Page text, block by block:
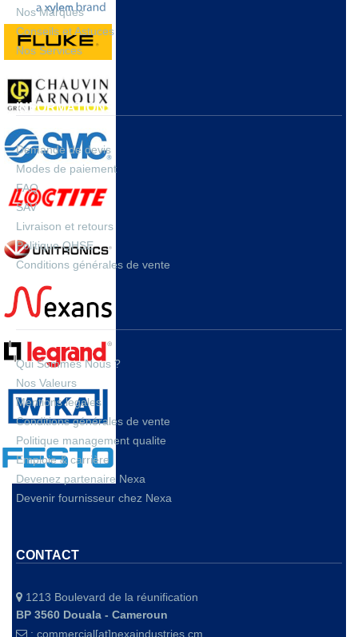
Nos Marques
Conseils et Astuces
Nos Services
INFORMATIONS
Demande de devis
Modes de paiement
FAQ
SAV
Livraison et retours
Politique QHSE
Conditions générales de vente
A PROPOS
Qui Sommes Nous ?
Nos Valeurs
Mentions legales
Conditions générales de vente
Politique management qualite
Emploie & carrière
Devenez partenaire Nexa
Devenir fournisseur chez Nexa
CONTACT
1213 Boulevard de la réunification
BP 3560 Douala - Cameroun
: commercial[at]nexaindustries.cm